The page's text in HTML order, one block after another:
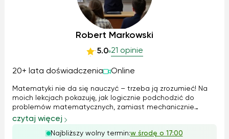
Robert Markowski
5.0 21 opinie
20+ lata doświadczenia Online
Matematyki nie da się nauczyć – trzeba ją zrozumieć! Na
moich lekcjach pokazuję, jak logicznie podchodzić do
problemów matematycznych, zamiast mechanicznie
zapamiętywać wzory. Korzystam z nowoczesnych metod,
angażując uczniów w kreatywne rozwiązywanie zadań.
Moje doświadczenie w pracy dydaktyczno-wy...
czytaj więcej
Najbliższy wolny termin:w środę o 17:00